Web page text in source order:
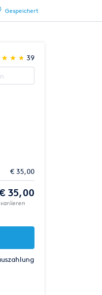
Gespeichert
★
★ ★
★ ★
★ 39
€ 35,00
35,00